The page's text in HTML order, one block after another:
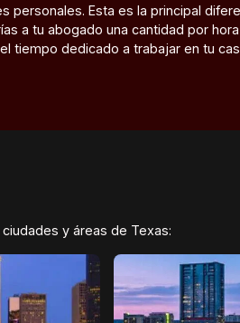
personales. Esta es la principal
a tu abogado una cantidad por
tiempo dedicado a trabajar en tu
y áreas de Texas: